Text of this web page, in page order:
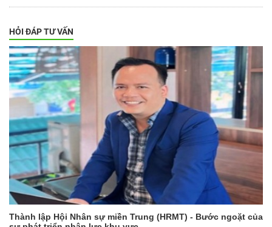
HỎI ĐÁP TƯ VẤN
Thành lập Hội Nhân sự miền Trung (HRMT) - Bước ngoặt của